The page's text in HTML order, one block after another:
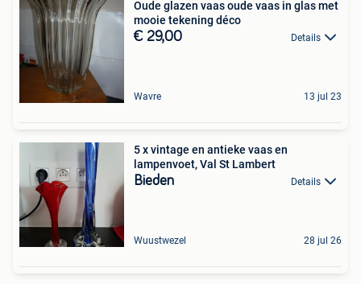
Oude glazen vaas oude vaas in glas met
mooie tekening déco
€ 29,00 Details
Wavre 13 jul 23
5 x vintage en antieke vaas en
lampenvoet, Val St Lambert
Bieden Details
Wuustwezel 28 jul 26